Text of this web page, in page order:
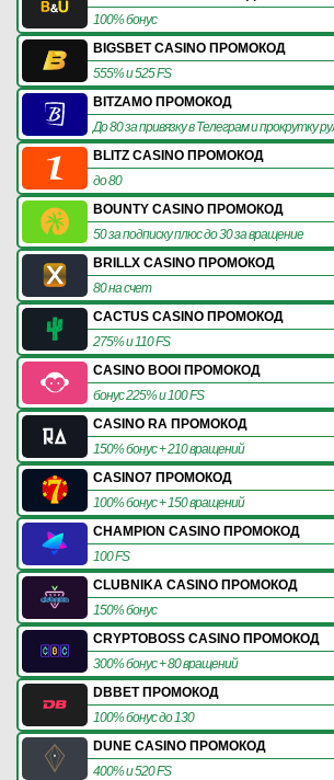
100% бонус
BIGSBET CASINO ПРОМОКОД
555% и 525 FS
BITZAMO ПРОМОКОД
До 80 за привязку в Телеграм и прокрутку
BLITZ CASINO ПРОМОКОД
до 80
BOUNTY CASINO ПРОМОКОД
50 за подписку плюс до 30 за вращение
BRILLX CASINO ПРОМОКОД
80 на счет
CACTUS CASINO ПРОМОКОД
275% и 110 FS
CASINO BOOI ПРОМОКОД
бонус 225% и 100 FS
CASINO RA ПРОМОКОД
150% бонус + 210 вращений
CASINO7 ПРОМОКОД
100% бонус + 150 вращений
CHAMPION CASINO ПРОМОКОД
100 FS
CLUBNIKA CASINO ПРОМОКОД
150% бонус
CRYPTOBOSS CASINO ПРОМОКОД
300% бонус + 80 вращений
DBBET ПРОМОКОД
100% бонус до 130
DUNE CASINO ПРОМОКОД
400% и 520 FS